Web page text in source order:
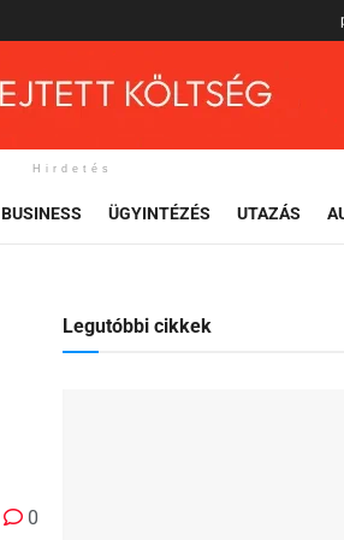
Hirdetés
BUSINESS ÜGYINTÉZÉS UTAZÁS
0
Legutóbbi cikkek